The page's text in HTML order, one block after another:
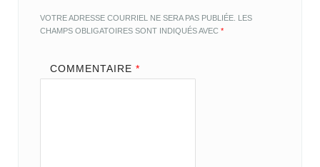
VOTRE ADRESSE COURRIEL NE SERA PAS PUBLIÉE. LES
CHAMPS OBLIGATOIRES SONT INDIQUÉS AVEC*
COMMENTAIRE *